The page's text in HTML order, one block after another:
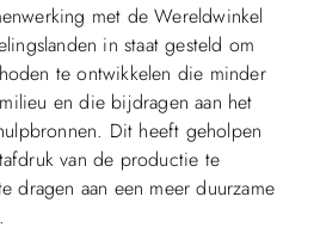
met de Wereldwinkel
in staat gesteld om
te ontwikkelen die minder
en die bijdragen aan het
Dit heeft geholpen
van de productie te
dragen aan een meer duurzame